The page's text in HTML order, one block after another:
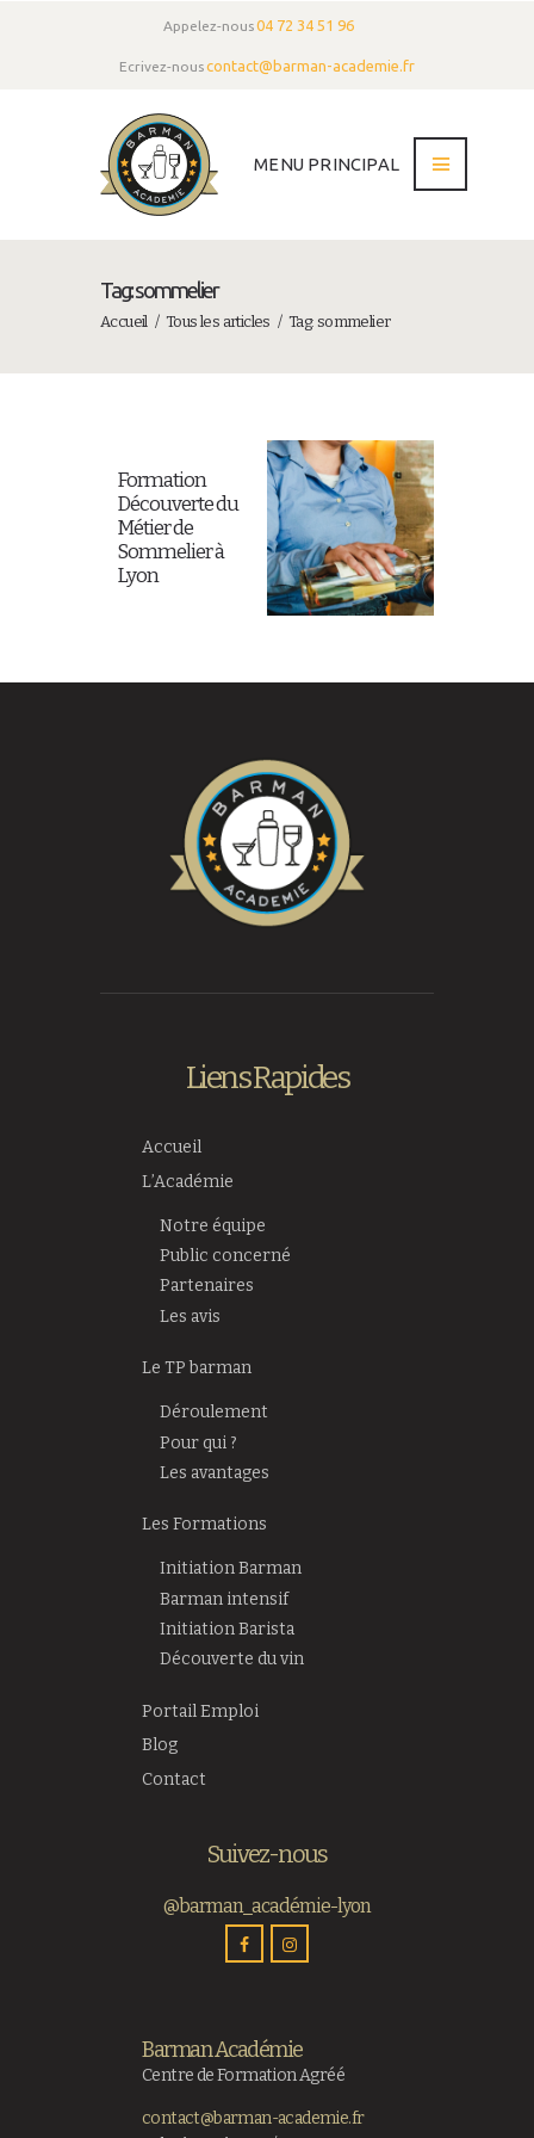
Appelez-nous04 72 34 51 96
Ecrivez-nouscontact@barman-academie.fr
MENU PRINCIPAL
Tag: sommelier
Accueil Tous les articles Tag: sommelier
Formation
Découverte du
Métier de
Sommelier à
Lyon
Liens Rapides
Accueil
L’Académie
Notre équipe
Public concerné
Partenaires
Les avis
Le TP barman
Déroulement
Pour qui ?
Les avantages
Les Formations
Initiation Barman
Barman intensif
Initiation Barista
Découverte du vin
Portail Emploi
Blog
Contact
Suivez-nous
@barman_académie-lyon
Barman Académie
Centre de Formation Agréé
contact@barman-academie.fr